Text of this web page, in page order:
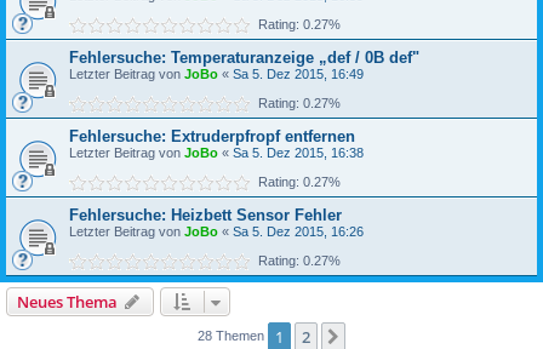
Rating: 0.27%
Fehlersuche: Temperaturanzeige „def / 0B def"
Letzter Beitrag von JoBo « Sa 5. Dez 2015, 16:49
Rating: 0.27%
Fehlersuche: Extruderpfropf entfernen
Letzter Beitrag von JoBo « Sa 5. Dez 2015, 16:38
Rating: 0.27%
Fehlersuche: Heizbett Sensor Fehler
Letzter Beitrag von JoBo « Sa 5. Dez 2015, 16:26
Rating: 0.27%
Neues Thema
28 Themen 1 2